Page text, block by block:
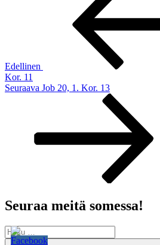
Edellinen
Kor. 11
Seuraava
Seuraava Job 20, 1. Kor. 13
Seuraa meitä somessa!
Etsi: